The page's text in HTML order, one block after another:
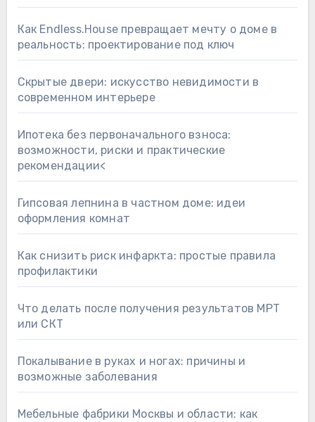
Как Endless.House превращает мечту о доме в
реальность: проектирование под ключ
Скрытые двери: искусство невидимости в
современном интерьере
Ипотека без первоначального взноса:
возможности, риски и практические
рекомендации<
Гипсовая лепнина в частном доме: идеи
оформления комнат
Как снизить риск инфаркта: простые правила
профилактики
Что делать после получения результатов МРТ
или СКТ
Покалывание в руках и ногах: причины и
возможные заболевания
Мебельные фабрики Москвы и области: как